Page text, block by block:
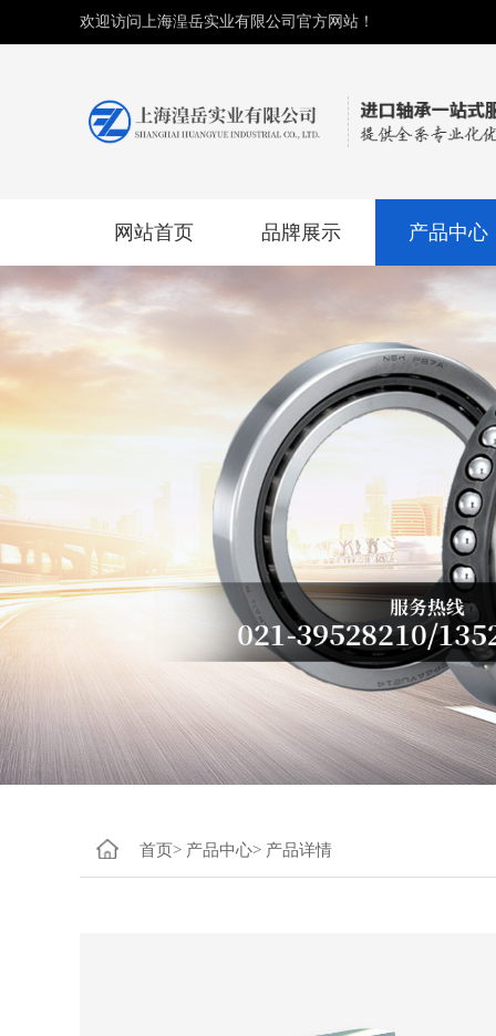
欢迎访问上海湟岳实业有限公司官方网站！
网站首页 品牌展示 产品中心
首页> 产品中心> 产品详情